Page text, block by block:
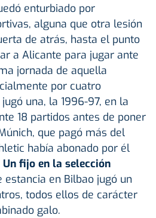
enturbiado por
alguna que otra lesión
de atrás, hasta el punto
a Alicante para jugar ante
jornada de aquella
por cuatro
una, la 1996-97, en la
18 partidos antes de poner
que pagó más del
había abonado por él
Un fijo en la selección
estancia en Bilbao jugó un
todos ellos de carácter
galo.